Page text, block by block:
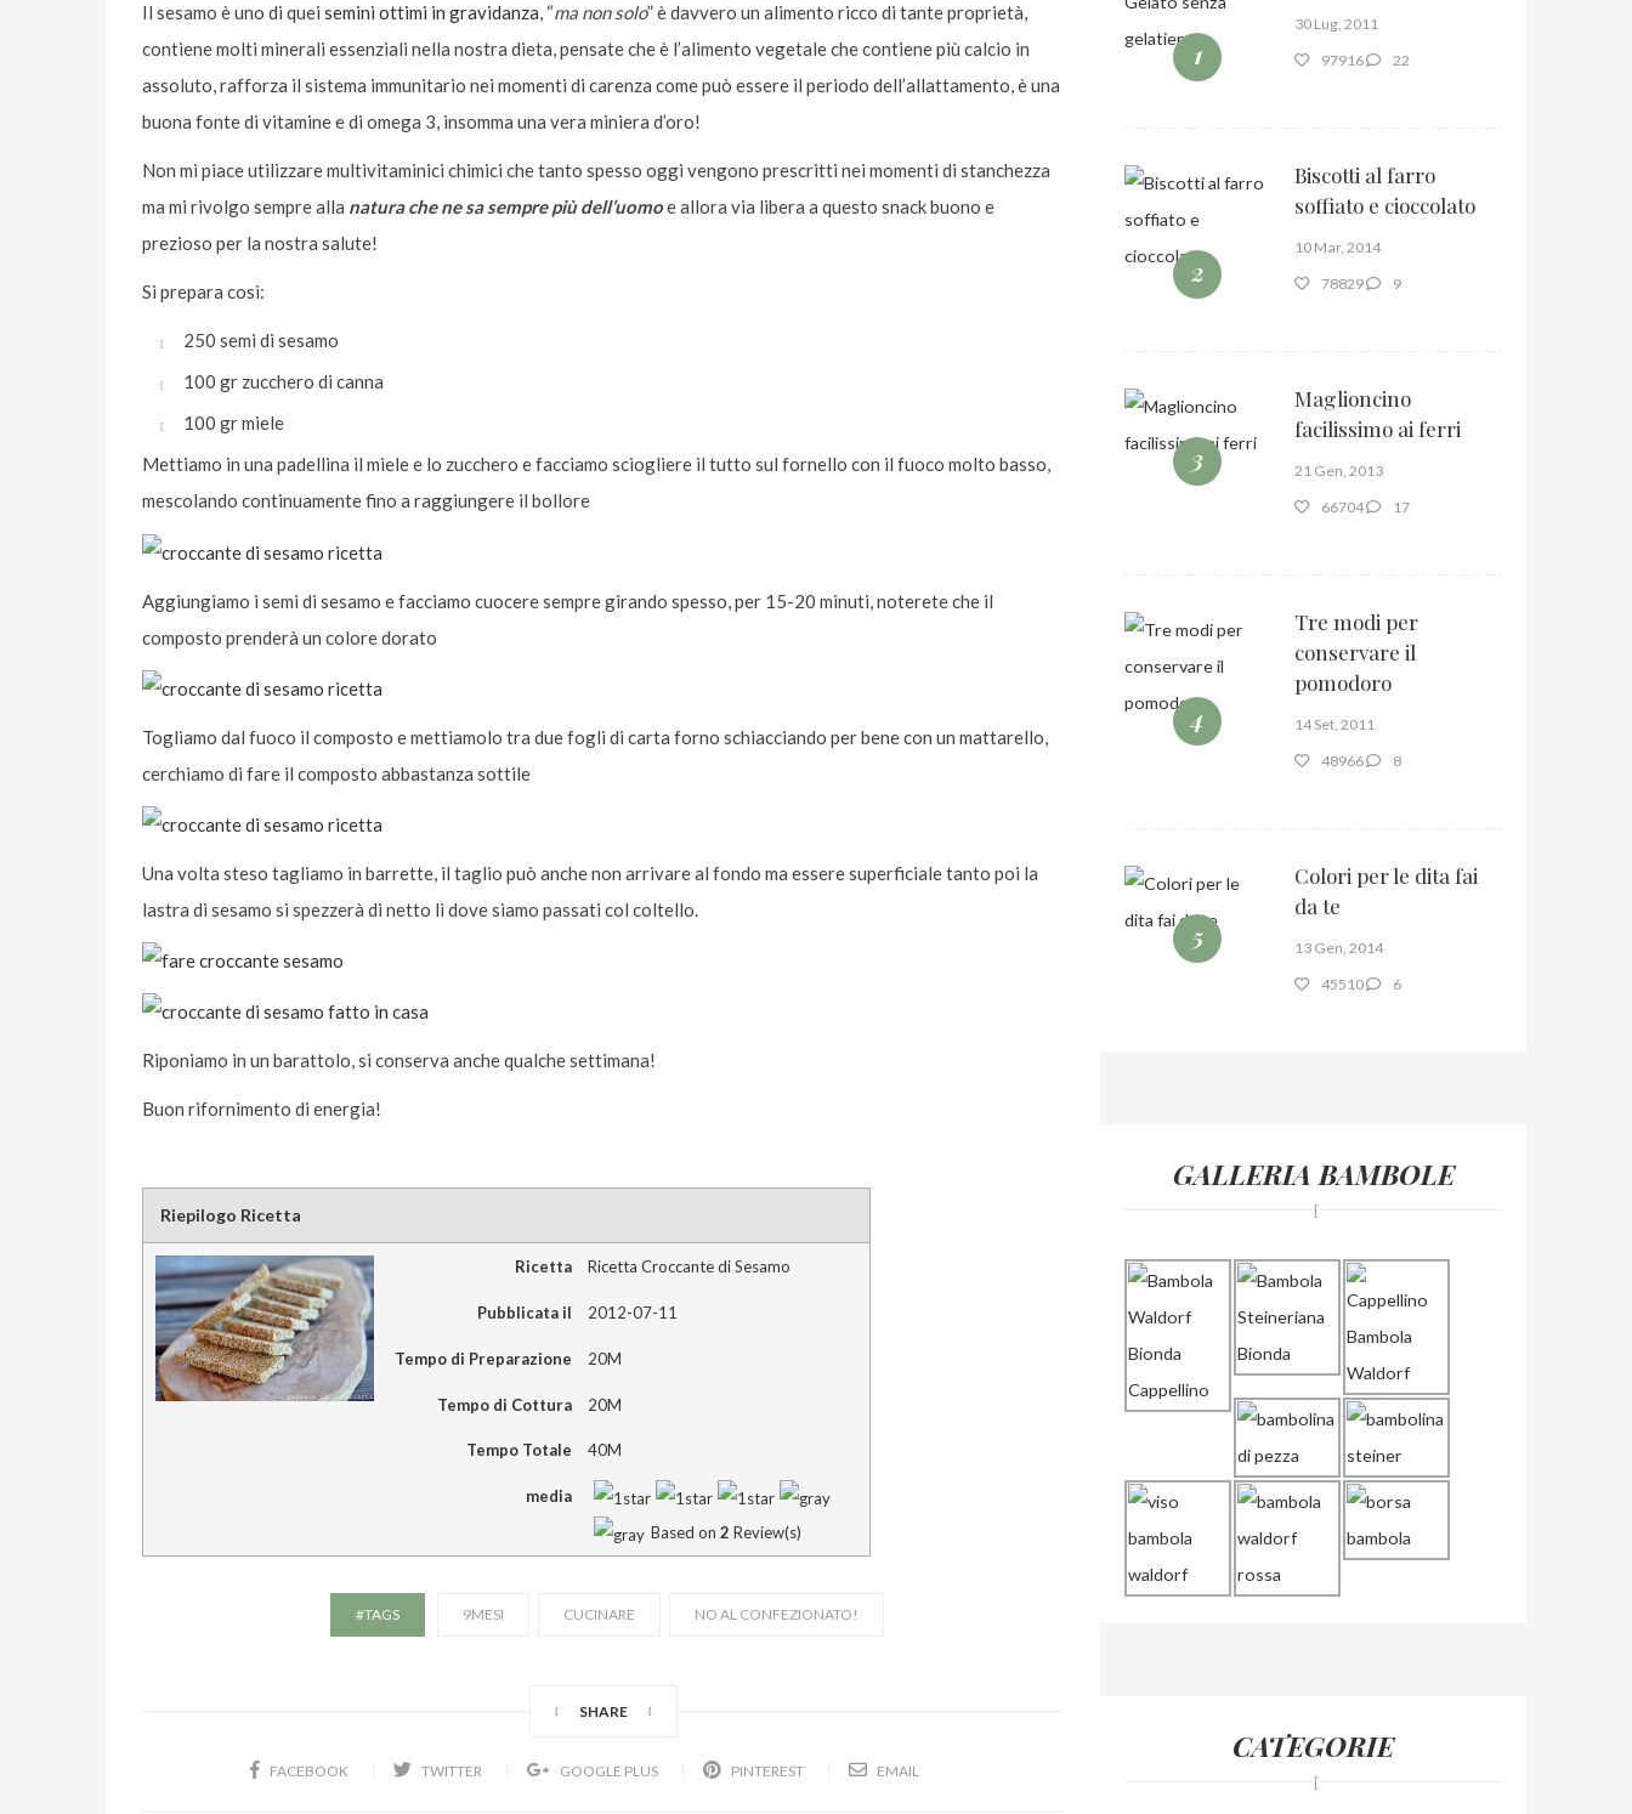
Il sesamo è uno di quei semini ottimi in gravidanza, “ma non solo” è davvero un alimento ricco di tante proprietà,
contiene molti minerali essenziali nella nostra dieta, pensate che è l’alimento vegetale che contiene più calcio in
assoluto, rafforza il sistema immunitario nei momenti di carenza come può essere il periodo dell’allattamento, è una
buona fonte di vitamine e di omega 3, insomma una vera miniera d’oro!
Non mi piace utilizzare multivitaminici chimici che tanto spesso oggi vengono prescritti nei momenti di stanchezza
ma mi rivolgo sempre alla natura che ne sa sempre più dell’uomoe allora via libera a questo snack buono e
prezioso per la nostra salute!
Si prepara così:
250 semi di sesamo
100 gr zucchero di canna
100 gr miele
Mettiamo in una padellina il miele e lo zucchero e facciamo sciogliere il tutto sul fornello con il fuoco molto basso,
mescolando continuamente fino a raggiungere il bollore
Aggiungiamo i semi di sesamo e facciamo cuocere sempre girando spesso, per 15-20 minuti, noterete che il
composto prenderà un colore dorato
Togliamo dal fuoco il composto e mettiamolo tra due fogli di carta forno schiacciando per bene con un mattarello,
cerchiamo di fare il composto abbastanza sottile
Una volta steso tagliamo in barrette, il taglio può anche non arrivare al fondo ma essere superficiale tanto poi la
lastra di sesamo si spezzerà di netto lì dove siamo passati col coltello.
Riponiamo in un barattolo, si conserva anche qualche settimana!
Buon rifornimento di energia!
Riepilogo Ricetta
Ricetta Ricetta Croccante di Sesamo
Pubblicata il 2012-07-11
Tempo di Preparazione 20M
Tempo di Cottura 20M
Tempo Totale 40M
media
Based on 2 Review(s)
#TAGS 9MESI CUCINARE NO AL CONFEZIONATO!
SHARE
FACEBOOK TWITTER GOOGLE PLUS PINTEREST EMAIL
1
30 Lug, 2011
97916
22
2
Biscotti al farro
soffiato e cioccolato
10 Mar, 2014
78829
9
3
Maglioncino
facilissimo ai ferri
21 Gen, 2013
66704
17
4
Tre modi per
conservare il
pomodoro
14 Set, 2011
48966
8
5
Colori per le dita fai
da te
13 Gen, 2014
45510
6
GALLERIA BAMBOLE
CATEGORIE